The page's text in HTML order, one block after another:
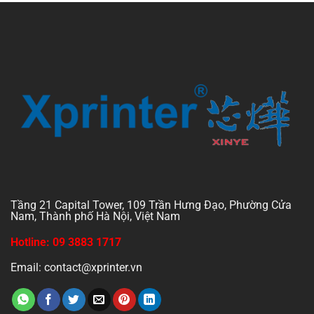
Tầng 21 Capital Tower, 109 Trần Hưng Đạo, Phường Cửa
Nam, Thành phố Hà Nội, Việt Nam
Hotline: 09 3883 1717
Email: contact@xprinter.vn